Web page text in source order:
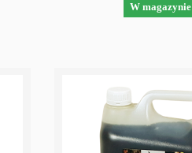
W magazynie